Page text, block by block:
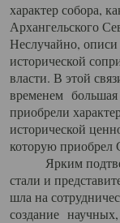
характер собора,
Архангельского
Неслучайно, описи
исторической
власти. В этой
временем большая
приобрели
исторической
которую приобрел
Ярким
стали и
шла на
создание научных,